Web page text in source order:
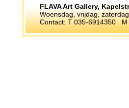
FLAVA Art Gallery,
Woensdag, vrijdag, zaterdag
Contact: T 035-6914350